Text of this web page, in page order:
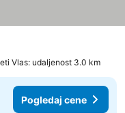
cene
Vlas: udaljenost 3.0 km
Pogledaj cene